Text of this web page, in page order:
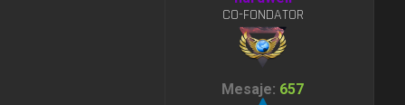
CO-FONDATOR
Mesaje: 657